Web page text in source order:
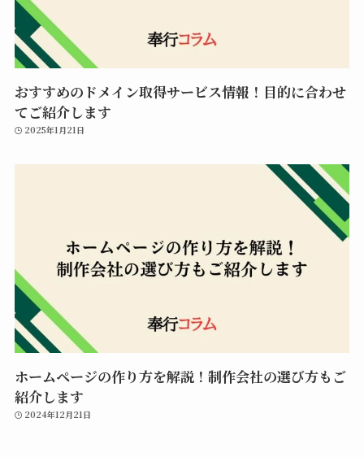
おすすめのドメイン取得サービス情報！目的に合わせ
てご紹介します
2025年1月21日
ホームページの作り方を解説！制作会社の選び方もご
紹介します
2024年12月21日